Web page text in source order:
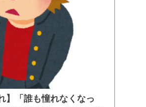
】「誰も憧れなくなっ